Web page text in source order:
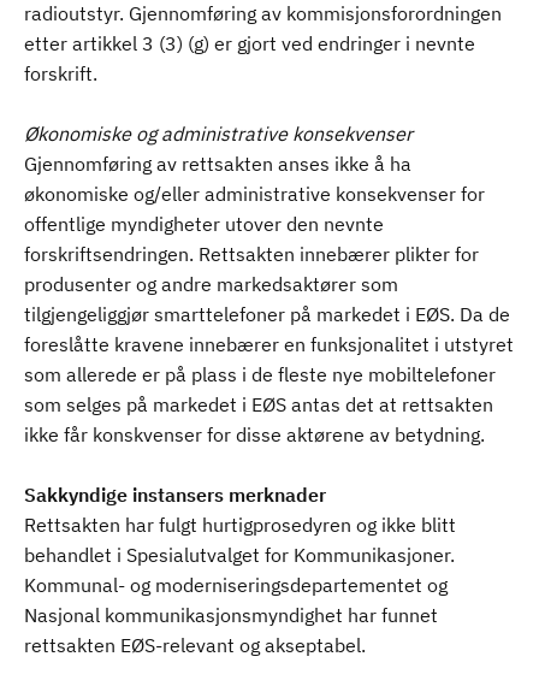
radioutstyr. Gjennomføring av kommisjonsforordningen
etter artikkel 3 (3) (g) er gjort ved endringer i nevnte
forskrift.
Økonomiske og administrative konsekvenser
Gjennomføring av rettsakten anses ikke å ha
økonomiske og/eller administrative konsekvenser for
offentlige myndigheter utover den nevnte
forskriftsendringen. Rettsakten innebærer plikter for
produsenter og andre markedsaktører som
tilgjengeliggjør smarttelefoner på markedet i EØS. Da de
foreslåtte kravene innebærer en funksjonalitet i utstyret
som allerede er på plass i de fleste nye mobiltelefoner
som selges på markedet i EØS antas det at rettsakten
ikke får konskvenser for disse aktørene av betydning.
Sakkyndige instansers merknader
Rettsakten har fulgt hurtigprosedyren og ikke blitt
behandlet i Spesialutvalget for Kommunikasjoner.
Kommunal- og moderniseringsdepartementet og
Nasjonal kommunikasjonsmyndighet har funnet
rettsakten EØS-relevant og akseptabel.